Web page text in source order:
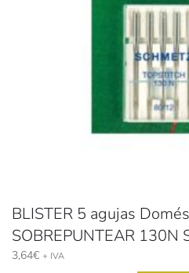
BLISTER 5 agujas
SOBREPUNTEAR 130N
3,64€ + IVA